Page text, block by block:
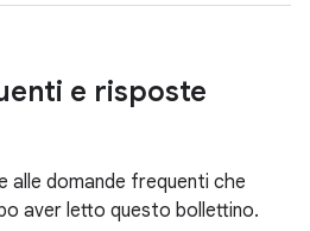
e risposte
alle domande frequenti che
aver letto questo bollettino.